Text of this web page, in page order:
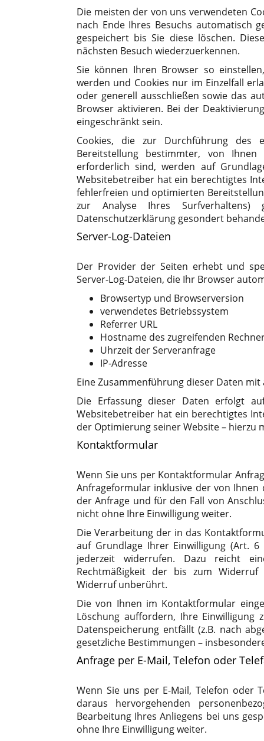
Die meisten der von uns verwendeten
nach Ende Ihres Besuchs automatisch
gespeichert bis Sie diese löschen.
nächsten Besuch wiederzuerkennen.
Sie können Ihren Browser so
werden und Cookies nur im Einzelfall
oder generell ausschließen sowie das
Browser aktivieren. Bei der
eingeschränkt sein.
Cookies, die zur Durchführung des
Bereitstellung bestimmter, von Ihnen
erforderlich sind, werden auf
Websitebetreiber hat ein berechtigtes
fehlerfreien und optimierten
zur Analyse Ihres
Datenschutzerklärung gesondert
Server-Log-Dateien
Der Provider der Seiten erhebt und
Server-Log-Dateien, die Ihr Browser
Browsertyp und Browserversion
verwendetes Betriebssystem
Referrer URL
Hostname des zugreifenden
Uhrzeit der Serveranfrage
IP-Adresse
Eine Zusammenführung dieser Daten
Die Erfassung dieser Daten erfolgt
Websitebetreiber hat ein berechtigtes
der Optimierung seiner Website – hierzu
Kontaktformular
Wenn Sie uns per Kontaktformular
Anfrageformular inklusive der von Ihnen
der Anfrage und für den Fall von
nicht ohne Ihre Einwilligung weiter.
Die Verarbeitung der in das
auf Grundlage Ihrer Einwilligung (Art. 6
jederzeit widerrufen. Dazu reicht
Rechtmäßigkeit der bis zum Widerruf
Widerruf unberührt.
Die von Ihnen im Kontaktformular
Löschung auffordern, Ihre
Datenspeicherung entfällt (z.B. nach
gesetzliche Bestimmungen –
Anfrage per E-Mail, Telefon oder
Wenn Sie uns per E-Mail, Telefon oder
daraus hervorgehenden
Bearbeitung Ihres Anliegens bei uns
ohne Ihre Einwilligung weiter.